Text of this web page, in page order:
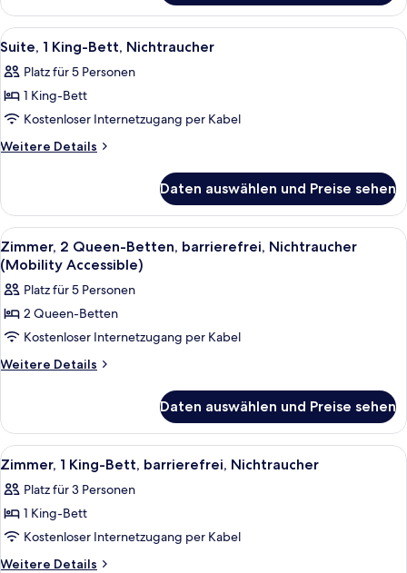
1 King-
Bett,
Nichtraucher
Alle
Fotos
für
Suite,
1 King-
Bett,
Ein modernes Hotelzimmer mit Sofa,
3
Suite, 1 King-Bett, Nichtraucher
Platz für 5 Personen
1 King-Bett
Kostenloser Internetzugang per Kabel
Weitere Details
Weitere
1 King-
Bett,
Nichtraucher
Daten auswählen und Preise sehen
Alle
Fotos
für
Zimmer,
2 Queen-
Betten,
barrierefrei,
Accessible)
anzeigen
Ein Hotelzimmer mit zwei Betten,
5
Zimmer, 2 Queen-Betten, barrierefrei, Nichtraucher
(Mobility Accessible)
Platz für 5 Personen
2 Queen-Betten
Kostenloser Internetzugang per Kabel
Weitere Details
Weitere
2 Queen-
Betten,
barrierefrei,
(Mobility
Accessible)
Daten auswählen und Preise sehen
Alle
Fotos
für
Zimmer,
1 King-
Bett,
Ein Hotelzimmer mit einem großen
4
Zimmer, 1 King-Bett, barrierefrei, Nichtraucher
Platz für 3 Personen
1 King-Bett
Kostenloser Internetzugang per Kabel
Weitere Details
Weitere